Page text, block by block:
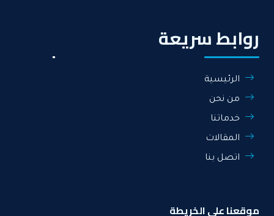
روابط سريعة
الرئيسية
من نحن
خدماتنا
المقالات
اتصل بنا
موقعنا على الخريطة